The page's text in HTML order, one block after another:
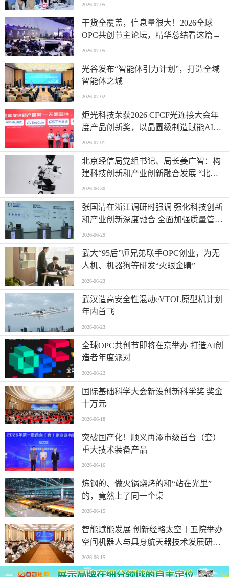
2026-07-05
干货全覆盖，信息量很大！2026全球
OPC共创节主论坛，精华总结看这篇→
2026-07-05
光谷发布“智能体引力计划”，打造全域
智能体之城
2026-07-02
炬光科技荣获2026 CFCF光连接大会年
度产品创新奖，以晶圆级制造赋能AI时
代高密度光互连
2026-07-01
北京经信局党组书记、局长姜广智：构
建科技创新和产业创新融合发展 “北京
模式” 为首都推进新型工业化注入强劲
动能
2026-06-30
张国清在浙江调研时强调 强化科技创新
和产业创新深度融合 全面加强质量管理
增加高质量供给
2026-06-29
武大“95后”师兄弟联手OPC创业，为无
人机、机器狗等研发“火眼金睛”
2026-06-23
武汉造高安全性混动eVTOL原型机计划
年内首飞
2026-06-23
全球OPC共创节即将在京举办 打造AI创
造者年度派对
2026-06-22
国际基础科学大会新设创新科学奖 奖金
十万元
2026-06-18
突破国产化！顺义再添市级首台（套）
重大技术装备产品
2026-06-16
炼钢的、做火锅烧烤的和“站在光里”
的，竟然上了同一个桌
2026-06-15
智能赋能发展 创新经略太空丨五院举办
空间机器人与具身航天器技术发展研讨
会
2026-06-15